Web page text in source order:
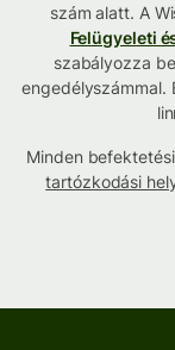
szám alatt. A
Felügyeleti
szabályozza
engedélyszámmal.
Minden
tartózkodási